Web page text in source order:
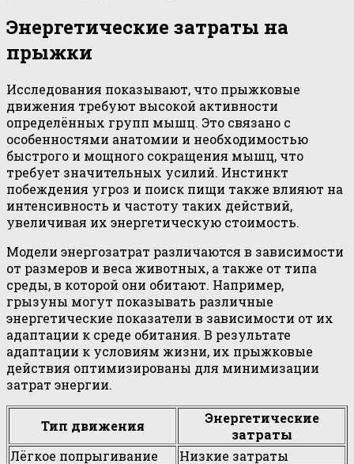
Энергетические затраты на
прыжки
Исследования показывают, что прыжковые
движения требуют высокой активности
определённых групп мышц. Это связано с
особенностями анатомии и необходимостью
быстрого и мощного сокращения мышц, что
требует значительных усилий. Инстинкт
побеждения угроз и поиск пищи также влияют на
интенсивность и частоту таких действий,
увеличивая их энергетическую стоимость.
Модели энергозатрат различаются в зависимости
от размеров и веса животных, а также от типа
среды, в которой они обитают. Например,
грызуны могут показывать различные
энергетические показатели в зависимости от их
адаптации к среде обитания. В результате
адаптации к условиям жизни, их прыжковые
действия оптимизированы для минимизации
затрат энергии.
Тип движения
Энергетические
затраты
Лёгкое попрыгивание
Низкие затраты